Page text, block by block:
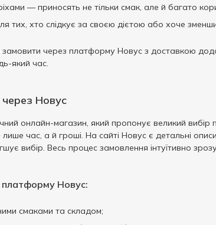
— приносять не тільки смак, але й багато
тих, хто слідкує за своєю дієтою або хоче
замовити через платформу Новус з доставкою
який час.
Новус
онлайн-магазин, який пропонує великий вибір
час, а й гроші. На сайті Новус є детальні
вибір. Весь процес замовлення інтуїтивно
платформу Новус:
смаками та складом;